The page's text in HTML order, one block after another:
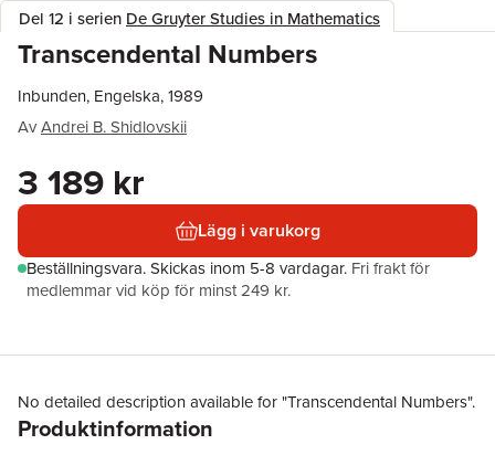
Del 12 i serien De Gruyter Studies in Mathematics
Transcendental Numbers
Inbunden, Engelska, 1989
AvAndrei B. Shidlovskii
3 189 kr
Lägg i varukorg
Beställningsvara.Skickas inom 5-8 vardagar. Fri frakt för
medlemmar vid köp för minst 249 kr.
No detailed description available for "Transcendental Numbers".
Produktinformation